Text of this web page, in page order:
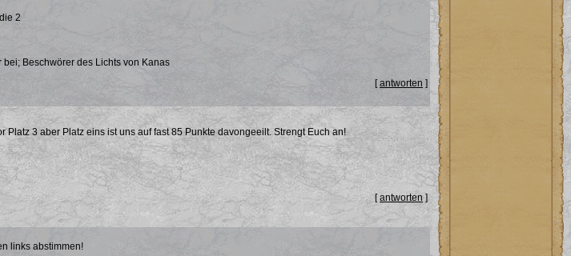
2
Beschwörer des Lichts von Kanas
[antworten ]
3 aber Platz eins ist uns auf fast 85 Punkte davongeeilt. Strengt Euch an!
[antworten]
links abstimmen!